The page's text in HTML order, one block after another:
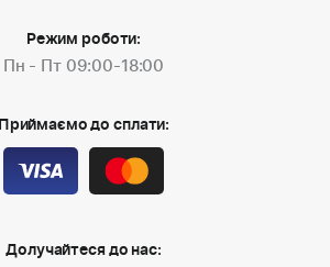
Режим роботи:
Пн - Пт 09:00-18:00
Приймаємо до сплати:
Долучайтеся до нас: